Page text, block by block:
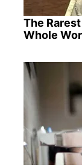
The
Whole